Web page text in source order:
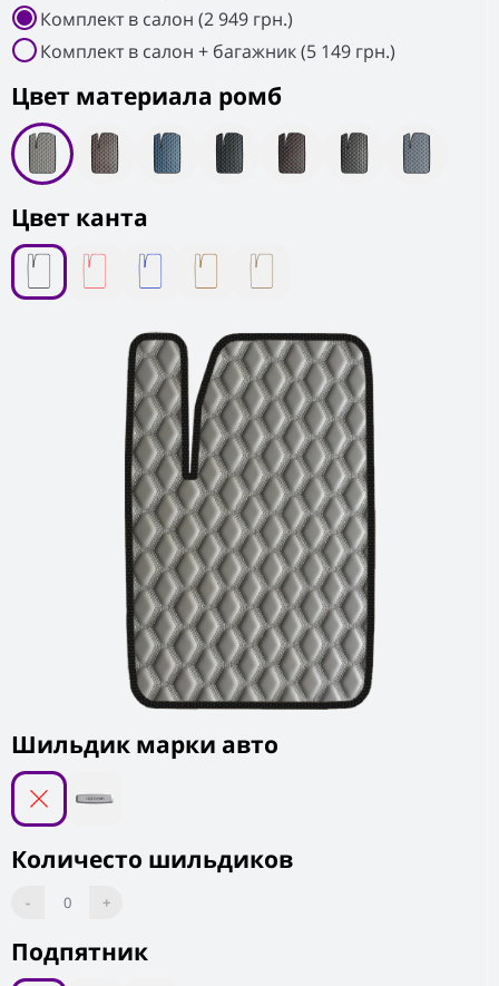
Цвет материала ромб
Цвет канта
Подпятник
Шильдик марки авто
Количесто шильдиков
- 0 +
Комплект в салон (2 949 грн.)
Комплект в салон + багажник (5 149 грн.)